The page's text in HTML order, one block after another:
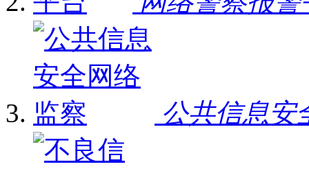
公共信息安